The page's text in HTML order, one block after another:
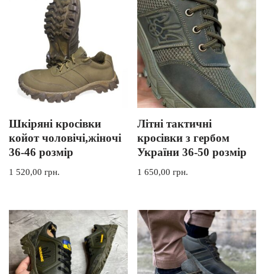
Шкіряні кросівки
койот чоловічі,жіночі
36-46 розмір
1 520,00 грн.
Літні тактичні
кросівки з гербом
України 36-50 розмір
1 650,00грн.